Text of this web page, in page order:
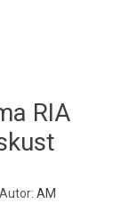
RIA
Autor: AM